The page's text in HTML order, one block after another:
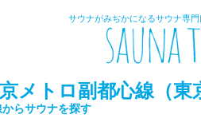
サウナがみぢかになるサウナ専
メトロ副都心線（東
からサウナを探す